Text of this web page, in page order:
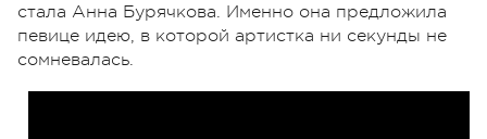
стала Анна Бурячкова. Именно она предложила
певице идею, в которой артистка ни секунды не
сомневалась.